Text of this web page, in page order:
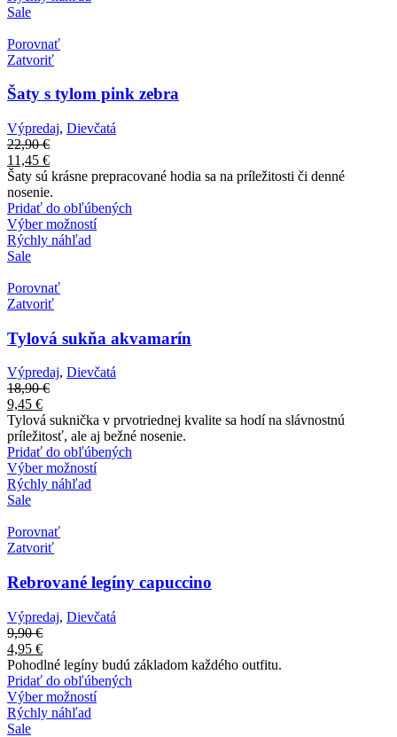
Sale
Porovnať
Zatvoriť
Šaty s tylom pink zebra
Výpredaj, Dievčatá
22,90€
11,45 €
Šaty sú krásne prepracované hodia sa na príležitosti či denné
nosenie.
Pridať do obľúbených
Výber možností
Rýchly náhľad
Sale
Porovnať
Zatvoriť
Tylová sukňa akvamarín
Výpredaj, Dievčatá
18,90€
9,45 €
Tylová suknička v prvotriednej kvalite sa hodí na slávnostnú
príležitosť, ale aj bežné nosenie.
Pridať do obľúbených
Výber možností
Rýchly náhľad
Sale
Porovnať
Zatvoriť
Rebrované legíny capuccino
Výpredaj, Dievčatá
9,90€
4,95 €
Pohodlné legíny budú základom každého outfitu.
Pridať do obľúbených
Výber možností
Rýchly náhľad
Sale